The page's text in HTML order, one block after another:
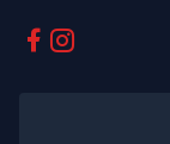
Facebook